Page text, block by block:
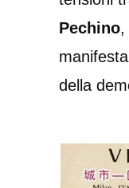
Pechino,
della